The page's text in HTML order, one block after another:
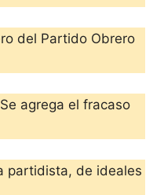
del Partido Obrero
agrega el fracaso
partidista, de ideales